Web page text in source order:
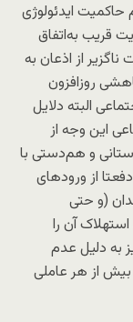
ایدئولوژی
قریب به‌اتفاق
از اذعان به
روزافزون
البته دلایل
این وجه از
و هم‌دستی با
از ورودهای
(و حتی
آن را
به دلیل عدم
از هر عاملی